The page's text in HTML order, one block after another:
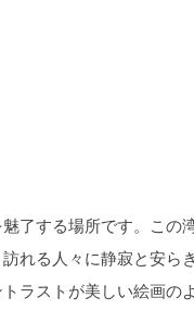
了する場所です。この
れる人々に静寂と安ら
ラストが美しい絵画の